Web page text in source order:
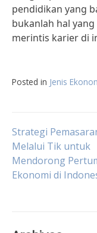
pendidikan yang
bukanlah hal
merintis karier di
Posted in Jenis
Post
Strategi
Melalui Tik untuk
Mendorong
Ekonomi di